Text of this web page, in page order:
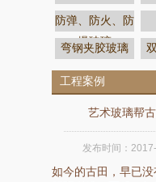
防弹、防火、防
爆玻璃
弯钢夹胶玻璃
工程案例
艺术玻璃帮
发布时间：
如今的古田，早已